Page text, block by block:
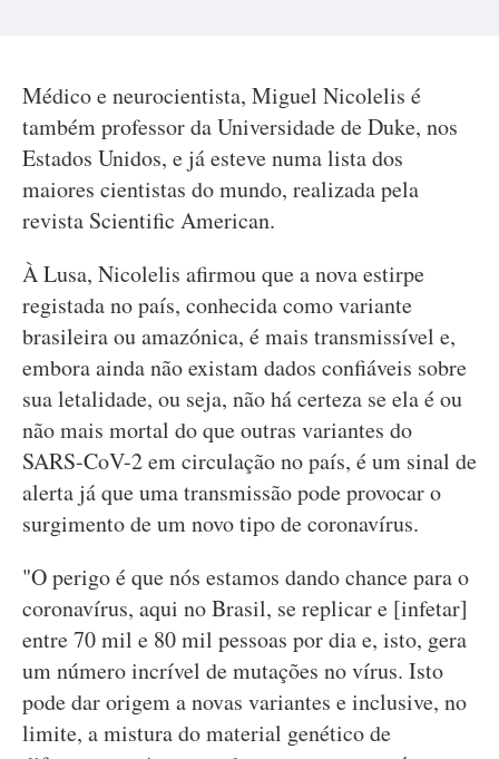
Médico e neurocientista, Miguel Nicolelis é
também professor da Universidade de Duke, nos
Estados Unidos, e já esteve numa lista dos
maiores cientistas do mundo, realizada pela
revista Scientific American.
À Lusa, Nicolelis afirmou que a nova estirpe
registada no país, conhecida como variante
brasileira ou amazónica, é mais transmissível e,
embora ainda não existam dados confiáveis sobre
sua letalidade, ou seja, não há certeza se ela é ou
não mais mortal do que outras variantes do
SARS-CoV-2 em circulação no país, é um sinal de
alerta já que uma transmissão pode provocar o
surgimento de um novo tipo de coronavírus.
"O perigo é que nós estamos dando chance para o
coronavírus, aqui no Brasil, se replicar e [infetar]
entre 70 mil e 80 mil pessoas por dia e, isto, gera
um número incrível de mutações no vírus. Isto
pode dar origem a novas variantes e inclusive, no
limite, a mistura do material genético de